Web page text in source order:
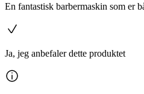
En fantastisk barbermaskin som er
Ja, jeg anbefaler dette produktet